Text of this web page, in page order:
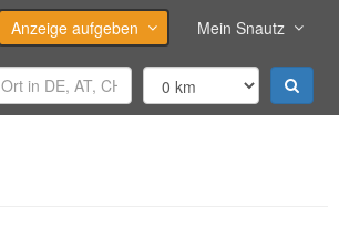
Anzeige aufgeben Mein Snautz